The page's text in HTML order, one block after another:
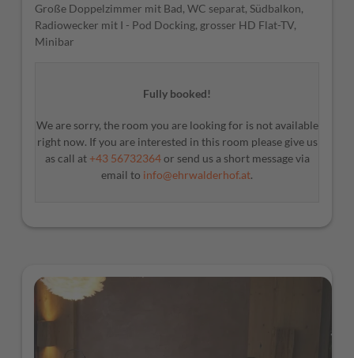
Große Doppelzimmer mit Bad, WC separat, Südbalkon,
Radiowecker mit I - Pod Docking, grosser HD Flat-TV,
Minibar
Fully booked!
We are sorry, the room you are looking for is not available
right now. If you are interested in this room please give us
as call at +43 56732364or send us a short message via
email to info@ehrwalderhof.at.